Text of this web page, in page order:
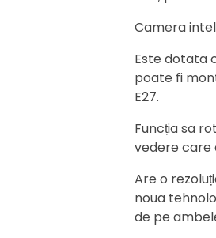
Camera
Este dotata
poate fi
E27.
Funcția sa
vedere care
Are o
noua
de pe